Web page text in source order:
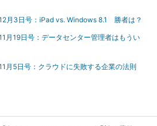
月3日号：iPad vs. Windows 8.1 勝者は？
19日号：データセンター管理者はもうい
5日号：クラウドに失敗する企業の法則